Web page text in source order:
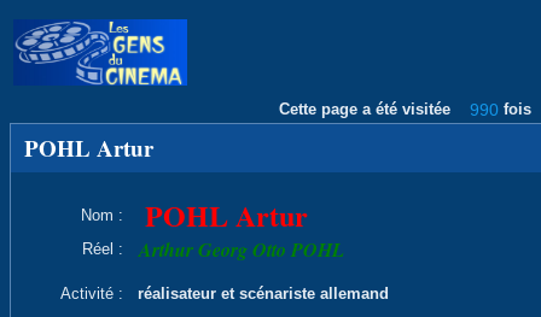
Cette page a été visitée 990 fois
POHL Artur
Nom : POHL Artur
Réel : Arthur Georg Otto POHL
Activité : réalisateur et scénariste allemand